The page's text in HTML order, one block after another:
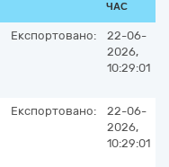
ЧАС
Експортовано:
22-06-
2026,
10:29:01
Експортовано:
22-06-
2026,
10:29:01